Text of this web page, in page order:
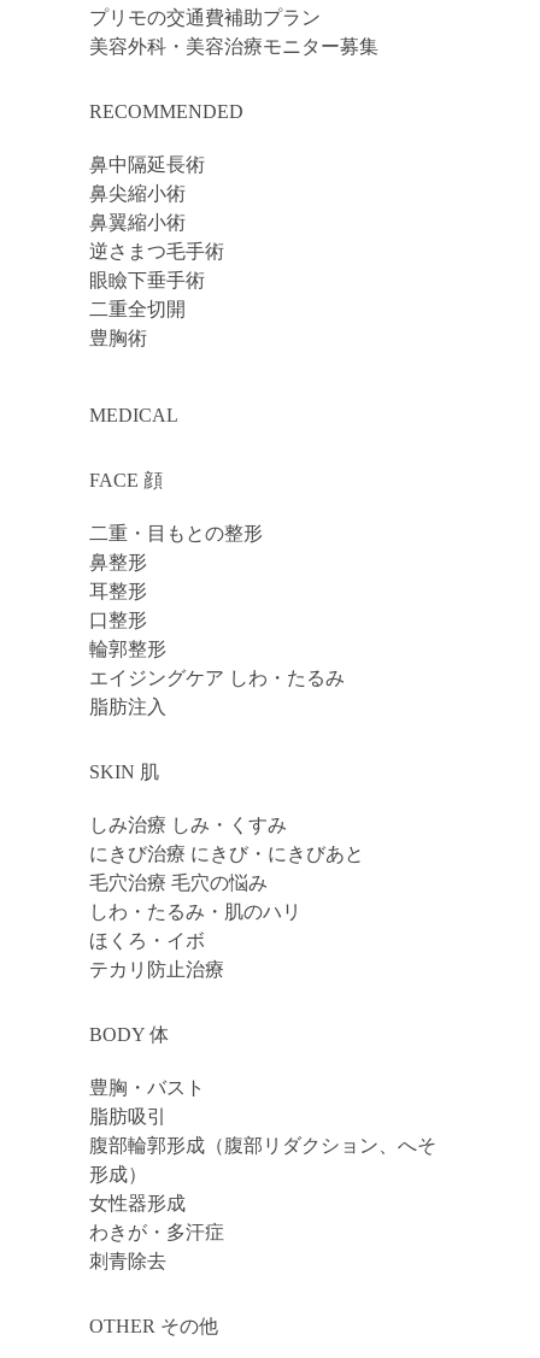
プリモの交通費補助プラン
美容外科・美容治療モニター募集
RECOMMENDED
鼻中隔延長術
鼻尖縮小術
鼻翼縮小術
逆さまつ毛手術
眼瞼下垂手術
二重全切開
豊胸術
MEDICAL
FACE 顔
二重・目もとの整形
鼻整形
耳整形
口整形
輪郭整形
エイジングケア しわ・たるみ
脂肪注入
SKIN 肌
しみ治療 しみ・くすみ
にきび治療 にきび・にきびあと
毛穴治療 毛穴の悩み
しわ・たるみ・肌のハリ
ほくろ・イボ
テカリ防止治療
BODY 体
豊胸・バスト
脂肪吸引
腹部輪郭形成（腹部リダクション、へそ
形成）
女性器形成
わきが・多汗症
刺青除去
OTHER その他